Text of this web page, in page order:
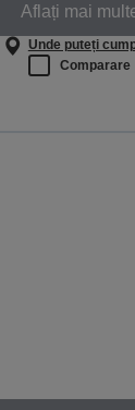
Aflați mai
Unde puteți
Comparare